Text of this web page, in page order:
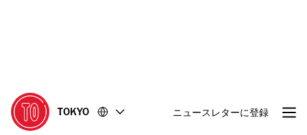
に
移
動
移
動
TOKYO ニュースレターに登録